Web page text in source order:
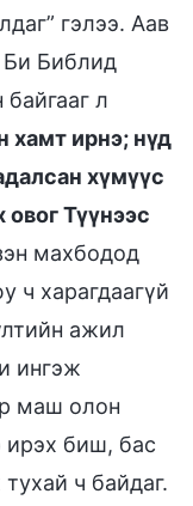
гэлээ. Аав
Би Библид
л
хамт ирнэ; нүд
хүмүүс
овог Түүнээс
махбодод
ч харагдаагүй
ажил
ингэж
маш олон
ирэх биш, бас
ч байдаг.